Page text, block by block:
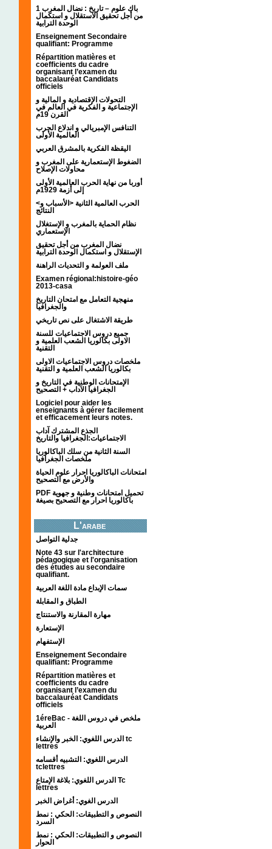
1 باك علوم – تاريخ : نضال المغرب
من أجل تحقيق الاستقلال و استكمال
الوحدة الترابية
Enseignement Secondaire
qualifiant: Programme
Répartition matières et
coefficients du cadre
organisant l’examen du
baccalauréat Candidats
officiels
التحولات الإقتصادية و المالية و
الإجتماعية و الفكرية في العالم في
القرن 19م
التنافس الإمبريالي و اندلاع الحرب
العالمية الأولى
اليقظة الفكرية بالمشرق العربي
الضغوط الإستعمارية على المغرب و
محاولات الإصلاح
أوربا من نهاية الحرب العالمية الأولى
إلى أزمة 1929م
<الحرب العالمية الثانية <الأسباب و
النتائج
نظام الحماية بالمغرب و الإستغلال
الإستعماري
نضال المغرب من أجل تحقيق
الإستقلال و استكمال الوحدة الترابية
ملف العولمة و التحديات الراهنة
Examen régional:histoire-géo
2013-casa
منهجية التعامل مع امتحان التاريخ
والجغرافيا
طريقة الاشتغال على نص تاريخي
جميع دروس الاجتماعيات للسنة
الاولى بكالوريا الشعب العلمية و
التقنية
ملخصات دروس الاجتماعيات الاولى
بكالوريا الشعب العلمية و التقنية
الإمتحانات الوطنية في التاريخ و
الجغرافيا الآداب + التصحيح
Logiciel pour aider les
enseignants à gérer facilement
et efficacement leurs notes.
الجذع المشترك آداب
الاجتماعيات:الجغرافيا والتاريخ
السنة الثانية من سلك الباكالوريا
ملخصات الجغرافيا
امتحانات الباكالوريا احرار علوم الحياة
والأرض مع التصحيح
PDF تحميل امتحانات وطنية و جهوية
باكالوريا احرار مع التصحيح بصيغة
L'arabe
جدلية التواصل
Note 43 sur l'architecture
pédagogique et l'organisation
des études au secondaire
qualifiant.
سمات الإبداع مادة اللغة العربية
الطباق و المقابلة
مهارة المقارنة والاستنتاج
الإستعارة
الإستفهام
Enseignement Secondaire
qualifiant: Programme
Répartition matières et
coefficients du cadre
organisant l’examen du
baccalauréat Candidats
officiels
1éreBac - ملخص في دروس اللغة
العربية
الدرس اللغوي: الخبر والإنشاء tc
lettres
الدرس اللغوي: التشبيه أقسامه
tclettres
الدرس اللغوي: بلاغة الإمتاع Tc
lettres
الدرس الغوي: أغراض الخبر
النصوص و التطبيقات: الحكي : نمط
السرد
النصوص و التطبيقات: الحكي : نمط
الحوار